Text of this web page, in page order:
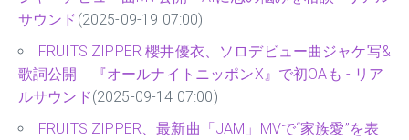
サウンド (2025-09-19 07:00)
FRUITS ZIPPER 櫻井優衣、ソロデビュー曲ジャケ写&
歌詞公開 『オールナイトニッポンX』で初OAも - リア
ルサウンド(2025-09-14 07:00)
FRUITS ZIPPER、最新曲「JAM」MVで“家族愛”を表